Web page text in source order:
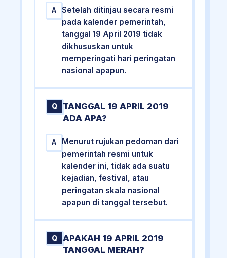
A
Setelah ditinjau secara resmi
pada kalender pemerintah,
tanggal 19 April 2019 tidak
dikhususkan untuk
memperingati hari peringatan
nasional apapun.
Q
TANGGAL 19 APRIL 2019
ADA APA?
A
Menurut rujukan pedoman dari
pemerintah resmi untuk
kalender ini, tidak ada suatu
kejadian, festival, atau
peringatan skala nasional
apapun di tanggal tersebut.
Q
APAKAH 19 APRIL 2019
TANGGAL MERAH?